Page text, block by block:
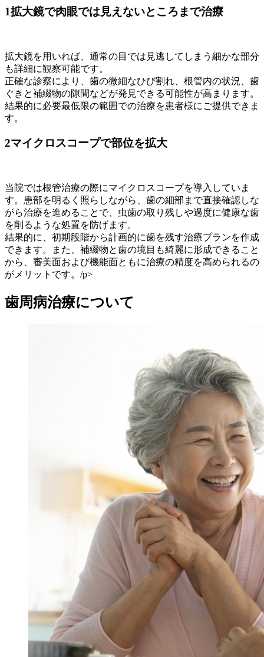
1拡大鏡で肉眼では見えないところまで治療
拡大鏡を用いれば、通常の目では見逃してしまう細かな部分
も詳細に観察可能です。
正確な診察により、歯の微細なひび割れ、根管内の状況、歯
ぐきと補綴物の隙間などが発見できる可能性が高まります。
結果的に必要最低限の範囲での治療を患者様にご提供できま
す。
2マイクロスコープで部位を拡大
当院では根管治療の際にマイクロスコープを導入していま
す。患部を明るく照らしながら、歯の細部まで直接確認しな
がら治療を進めることで、虫歯の取り残しや過度に健康な歯
を削るような処置を防げます。
結果的に、初期段階から計画的に歯を残す治療プランを作成
できます。また、補綴物と歯の境目も綺麗に形成できること
から、審美面および機能面ともに治療の精度を高められるの
がメリットです。/p>
歯周病治療について